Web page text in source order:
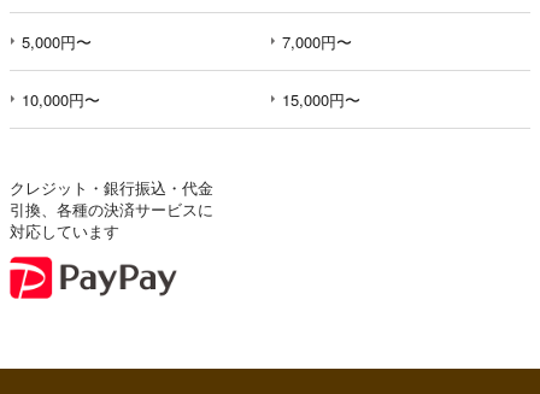
5,000円〜 7,000円〜
10,000円〜 15,000円〜
クレジット・銀行振込・代金
引換、各種の決済サービスに
対応しています